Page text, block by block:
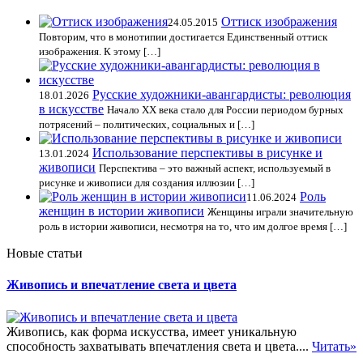
24.05.2015 Оттиск изображения
Повторим, что в монотипии достигается Единственный оттиск
изображения. К этому […]
18.01.2026 Русские художники-авангардисты: революция
в искусстве Начало XX века стало для России периодом бурных
потрясений – политических, социальных и […]
13.01.2024 Использование перспективы в рисунке и
живописи Перспектива – это важный аспект, используемый в
рисунке и живописи для создания иллюзии […]
11.06.2024 Роль
женщин в истории живописи Женщины играли значительную
роль в истории живописи, несмотря на то, что им долгое время […]
Новые статьи
Живопись и впечатление света и цвета
Живопись, как форма искусства, имеет уникальную
способность захватывать впечатления света и цвета.... Читать»